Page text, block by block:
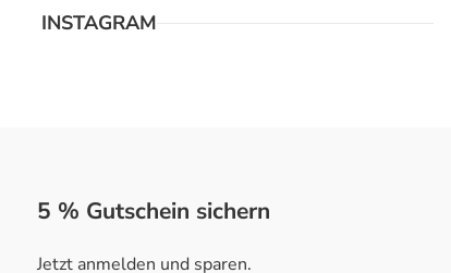
INSTAGRAM
5 % Gutschein sichern
Jetzt anmelden und sparen.